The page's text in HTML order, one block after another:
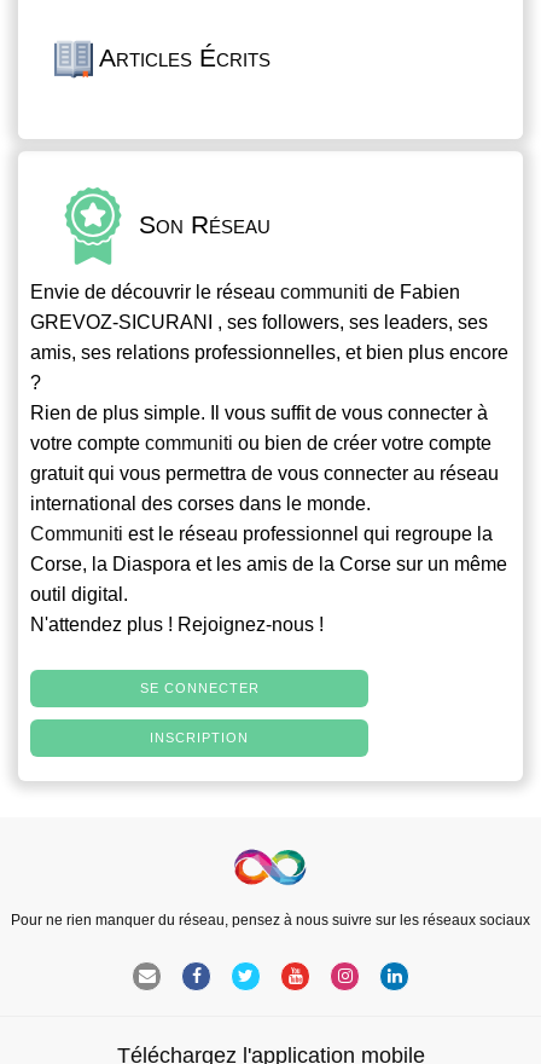
Articles Écrits
Son Réseau
Envie de découvrir le réseau communiti de Fabien
GREVOZ-SICURANI , ses followers, ses leaders, ses
amis, ses relations professionnelles, et bien plus encore
?
Rien de plus simple. Il vous suffit de vous connecter à
votre compte communiti ou bien de créer votre compte
gratuit qui vous permettra de vous connecter au réseau
international des corses dans le monde.
Communiti est le réseau professionnel qui regroupe la
Corse, la Diaspora et les amis de la Corse sur un même
outil digital.
N'attendez plus ! Rejoignez-nous !
SE CONNECTER
INSCRIPTION
Pour ne rien manquer du réseau, pensez à nous suivre sur les réseaux sociaux
Téléchargez l'application mobile